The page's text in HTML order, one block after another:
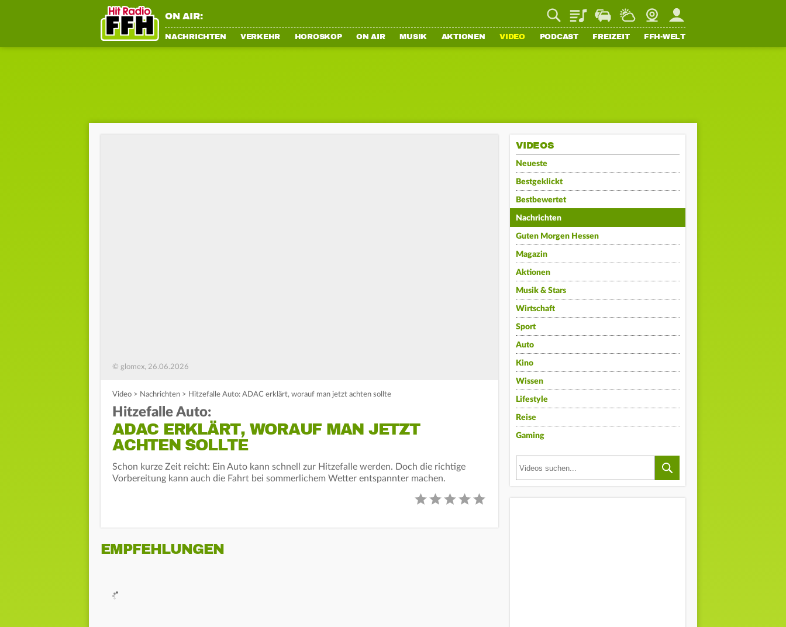
ON AIR: PlaylistStaupilotWetterWebcamMein FFH
NACHRICHTEN VERKEHR HOROSKOP ON AIR MUSIK AKTIONEN VIDEO PODCAST FREIZEIT FFH-WELT
© glomex, 26.06.2026
Video > Nachrichten > Hitzefalle Auto: ADAC erklärt, worauf man jetzt achten sollte
Hitzefalle Auto:
ADAC ERKLÄRT, WORAUF MAN JETZT
ACHTEN SOLLTE
Schon kurze Zeit reicht: Ein Auto kann schnell zur Hitzefalle werden. Doch die richtige
Vorbereitung kann auch die Fahrt bei sommerlichem Wetter entspannter machen.
EMPFEHLUNGEN
VIDEOS
Neueste
Bestgeklickt
Bestbewertet
Nachrichten
Guten Morgen Hessen
Magazin
Aktionen
Musik & Stars
Wirtschaft
Sport
Auto
Kino
Wissen
Lifestyle
Reise
Gaming